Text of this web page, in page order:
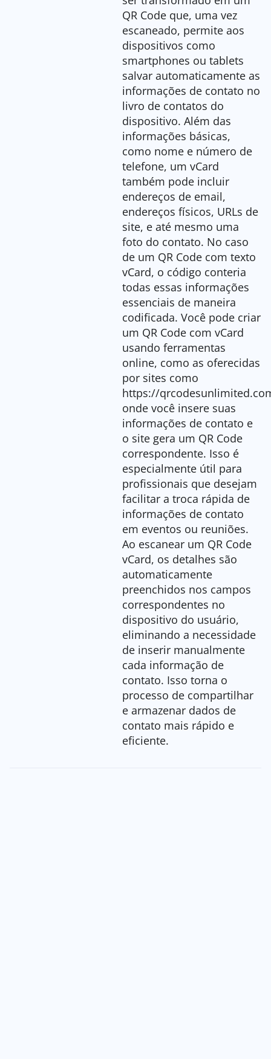
QR Code que, uma vez
escaneado, permite aos
dispositivos como
smartphones ou tablets
salvar automaticamente as
informações de contato no
livro de contatos do
dispositivo. Além das
informações básicas,
como nome e número de
telefone, um vCard
também pode incluir
endereços de email,
endereços físicos, URLs de
site, e até mesmo uma
foto do contato. No caso
de um QR Code com texto
vCard, o código conteria
todas essas informações
essenciais de maneira
codificada. Você pode criar
um QR Code com vCard
usando ferramentas
online, como as oferecidas
por sites como
https://
onde você insere suas
informações de contato e
o site gera um QR Code
correspondente. Isso é
especialmente útil para
profissionais que desejam
facilitar a troca rápida de
informações de contato
em eventos ou reuniões.
Ao escanear um QR Code
vCard, os detalhes são
automaticamente
preenchidos nos campos
correspondentes no
dispositivo do usuário,
eliminando a necessidade
de inserir manualmente
cada informação de
contato. Isso torna o
processo de compartilhar
e armazenar dados de
contato mais rápido e
eficiente.